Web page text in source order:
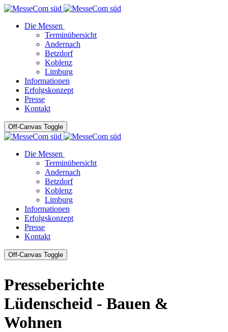
Die Messen
Terminübersicht
Andernach
Betzdorf
Koblenz
Limburg
Informationen
Erfolgskonzept
Presse
Kontakt
Off-Canvas Toggle
Die Messen
Terminübersicht
Andernach
Betzdorf
Koblenz
Limburg
Informationen
Erfolgskonzept
Presse
Kontakt
Off-Canvas Toggle
Presseberichte
Lüdenscheid - Bauen &
Wohnen